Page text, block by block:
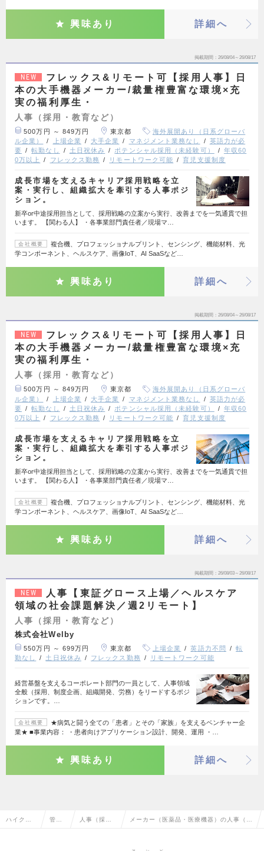
興味あり 詳細へ
掲載期間 26/08/04～26/08/17
NEW
フレックス&リモート可【採用人事】日
本の大手機器メーカー/裁量権豊富な環境×充
実の福利厚生・
人事（採用・教育など）
500万円 ～ 849万円 東京都
海外展開あり（日系グローバ
ル企業）
上場企業 大手企業 マネジメント業務なし
英語力が必
要
転勤なし 土日祝休み ポテンシャル採用（未経験可）
年収60
0万以上
フレックス勤務 リモートワーク可能 育児支援制度
成長市場を支えるキャリア採用戦略を立
案・実行し、組織拡大を牽引する人事ポジ
ション。
新卒or中途採用担当として、採用戦略の立案から実行、改善までを一気通貫で担
います。 【関わる人】 ・各事業部門責任者／現場マ…
会社概要
複合機、プロフェッショナルプリント、センシング、機能材料、光
学コンポーネント、ヘルスケア、画像IoT、AI SaaSなど…
興味あり 詳細へ
掲載期間 26/08/04～26/08/17
NEW
フレックス&リモート可【採用人事】日
本の大手機器メーカー/裁量権豊富な環境×充
実の福利厚生・
人事（採用・教育など）
500万円 ～ 849万円 東京都
海外展開あり（日系グローバ
ル企業）
上場企業 大手企業 マネジメント業務なし
英語力が必
要
転勤なし 土日祝休み ポテンシャル採用（未経験可）
年収60
0万以上
フレックス勤務 リモートワーク可能 育児支援制度
成長市場を支えるキャリア採用戦略を立
案・実行し、組織拡大を牽引する人事ポジ
ション。
新卒or中途採用担当として、採用戦略の立案から実行、改善までを一気通貫で担
います。 【関わる人】 ・各事業部門責任者／現場マ…
会社概要
複合機、プロフェッショナルプリント、センシング、機能材料、光
学コンポーネント、ヘルスケア、画像IoT、AI SaaSなど…
興味あり 詳細へ
掲載期間 26/08/03～26/08/17
NEW
人事【東証グロース上場／ヘルスケア
領域の社会課題解決／週2リモート】
人事（採用・教育など）
株式会社Welby
550万円 ～ 699万円 東京都 上場企業 英語力不問
転
勤なし
土日祝休み フレックス勤務 リモートワーク可能
経営基盤を支えるコーポレート部門の一員として、人事領域
全般（採用、制度企画、組織開発、労務）をリードするポジ
ションです。…
会社概要
★病気と闘う全ての「患者」とその「家族」を支えるベンチャー企
業★ ■事業内容： ・患者向けアプリケーション設計、開発、運用 ・…
興味あり 詳細へ
ハイクラ 管理 人事（採 メーカー（医薬品・医療機器）の人事（採